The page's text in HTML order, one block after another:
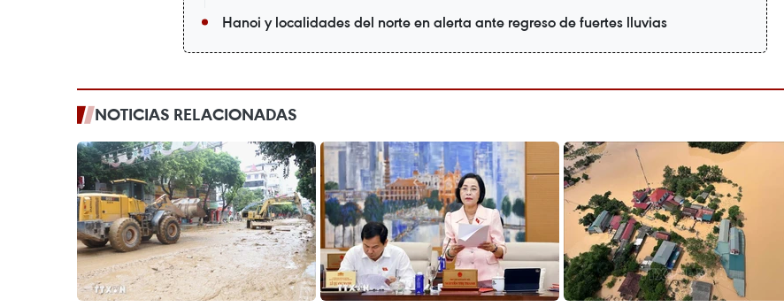
Hanoi y localidades del norte en alerta ante regreso de fuertes lluvias
NOTICIAS RELACIONADAS